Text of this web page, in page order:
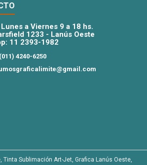
a Viernes 9 a 18 hs.
1233 - Lanús Oeste
11 2393-1982
(011) 4240-6250
Sublimación Art-Jet, Grafica Lanús Oeste,